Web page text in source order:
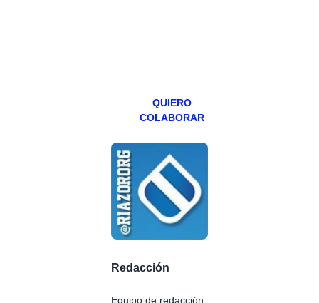
QUIERO
COLABORAR
Redacción
Equipo de redacción